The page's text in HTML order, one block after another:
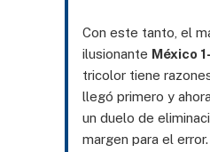
Con este tanto, el
ilusionante México
tricolor tiene
llegó primero y
un duelo de
margen para el error.